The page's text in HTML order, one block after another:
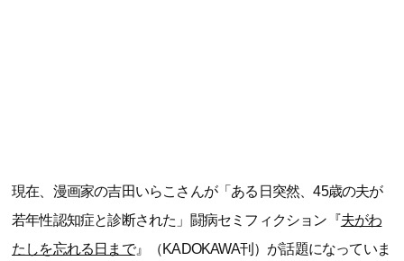
現在、漫画家の吉田いらこさんが「ある日突然、45歳の夫が
若年性認知症と診断された」闘病セミフィクション『夫がわ
たしを忘れる日まで』（KADOKAWA刊）が話題になっていま